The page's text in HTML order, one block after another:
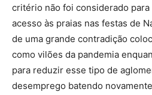
critério não foi considerado
acesso às praias nas festas de
de uma grande contradição
como vilões da pandemia
para reduzir esse tipo de
desemprego batendo